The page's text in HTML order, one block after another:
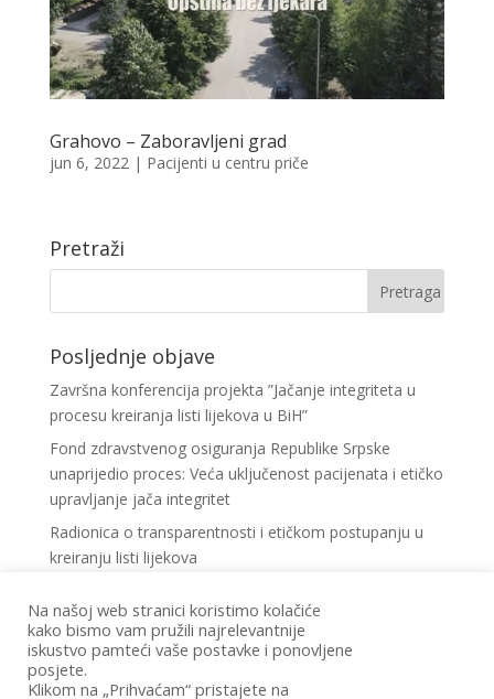
Grahovo – Zaboravljeni grad
jun 6, 2022| Pacijenti u centru priče
Pretraži
Posljednje objave
Završna konferencija projekta ”Jačanje integriteta u
procesu kreiranja listi lijekova u BiH”
Fond zdravstvenog osiguranja Republike Srpske
unaprijedio proces: Veća uključenost pacijenata i etičko
upravljanje jača integritet
Radionica o transparentnosti i etičkom postupanju u
kreiranju listi lijekova
djelovanje udruženja pacijenata je snaga zagovaranja
za prava pacijenata
Mreža udruženja pacijenata”Pravo na lijek Brčko
Na našoj web stranici koristimo kolačiće
kako bismo vam pružili najrelevantnije
iskustvo pamteći vaše postavke i ponovljene
posjete.
Klikom na „Prihvaćam“ pristajete na